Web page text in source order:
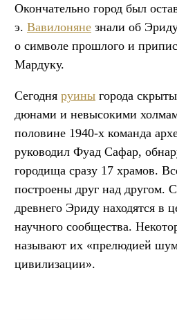
Окончательно город был
э. Вавилоняне знали об
о символе прошлого и
Мардуку.
Сегодня руины города
дюнами и невысокими
половине 1940-х команда
руководил Фуад Сафар,
городища сразу 17 храмов.
построены друг над другом.
древнего Эриду находятся в
научного сообщества.
называют их «прелюдией
цивилизации».